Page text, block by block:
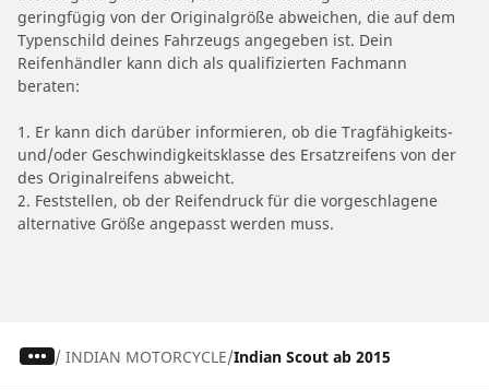
geringfügig von der Originalgröße abweichen, die auf dem
Typenschild deines Fahrzeugs angegeben ist. Dein
Reifenhändler kann dich als qualifizierten Fachmann
beraten:
1. Er kann dich darüber informieren, ob die Tragfähigkeits-
und/oder Geschwindigkeitsklasse des Ersatzreifens von der
des Originalreifens abweicht.
2. Feststellen, ob der Reifendruck für die vorgeschlagene
alternative Größe angepasst werden muss.
/ INDIAN MOTORCYCLE Indian Scout ab 2015